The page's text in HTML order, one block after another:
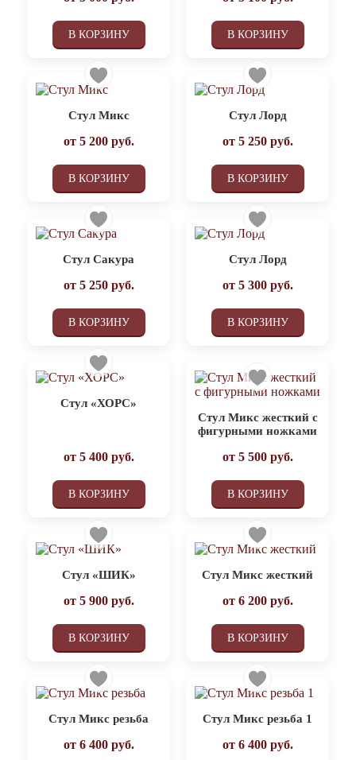
В КОРЗИНУ В КОРЗИНУ
Стул Микс
от 5 200руб.
В КОРЗИНУ
Стул Лорд
от 5 250руб.
В КОРЗИНУ
Стул Сакура
от 5 250руб.
В КОРЗИНУ
Стул Лорд
от 5 300руб.
В КОРЗИНУ
Стул «ХОРС»
от 5 400руб.
В КОРЗИНУ
Стул Микс жесткий с
фигурными ножками
от 5 500руб.
В КОРЗИНУ
Стул «ШИК»
от 5 900руб.
В КОРЗИНУ
Стул Микс жесткий
от 6 200руб.
В КОРЗИНУ
Стул Микс резьба
от 6 400руб.
Стул Микс резьба 1
от 6 400руб.